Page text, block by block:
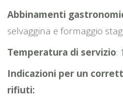
Abbinamenti
selvaggina e formaggio
Temperatura di servizio:
Indicazioni per un
rifiuti: